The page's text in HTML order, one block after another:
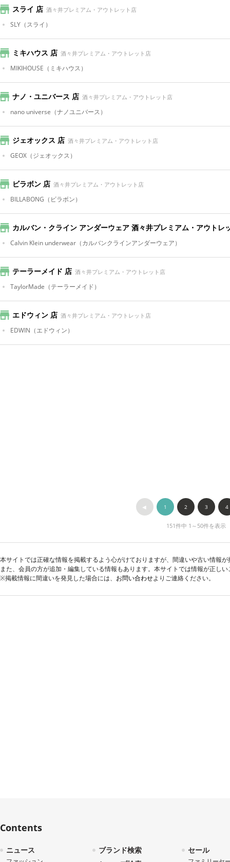
スライ 店 酒々井プレミアム・アウトレット店
SLY （スライ）
ミキハウス 店 酒々井プレミアム・アウトレット店
MIKIHOUSE （ミキハウス）
ナノ・ユニバース 店 酒々井プレミアム・アウトレット店
nano universe （ナノユニバース）
ジェオックス 店 酒々井プレミアム・アウトレット店
GEOX （ジェオックス）
ビラボン 店 酒々井プレミアム・アウトレット店
BILLABONG （ビラボン）
カルバン・クライン アンダーウェア 酒々井プレミアム・アウトレ
Calvin Klein underwear （カルバンクラインアンダーウェア）
テーラーメイド 店 酒々井プレミアム・アウトレット店
TaylorMade （テーラーメイド）
エドウィン 店 酒々井プレミアム・アウトレット店
EDWIN （エドウィン）
◀︎ 1 2 3 4
151件中 1～50件を表示
本サイトでは正確な情報を掲載するよう心がけておりますが、間違いや古い情報
また、会員の方が追加・編集している情報もあります。本サイトでは情報が正し
※掲載情報に間違いを発見した場合には、 お問い合わせよりご連絡ください。
Contents
ニュース
ブランド検索
セール